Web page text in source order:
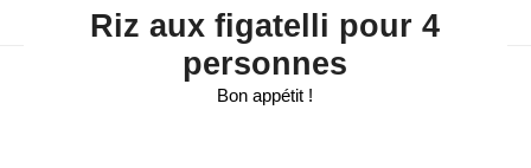
Riz aux figatelli pour 4
personnes
Bon appétit !